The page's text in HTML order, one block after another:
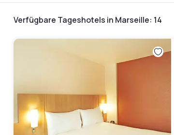
Verfügbare Tageshotels in Marseille: 14